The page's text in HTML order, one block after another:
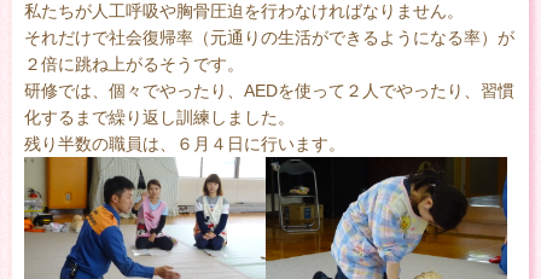
私たちが人工呼吸や胸骨圧迫を行わなければなりません。
それだけで社会復帰率（元通りの生活ができるようになる率）が
２倍に跳ね上がるそうです。
研修では、個々でやったり、AEDを使って２人でやったり、習慣
化するまで繰り返し訓練しました。
残り半数の職員は、６月４日に行います。